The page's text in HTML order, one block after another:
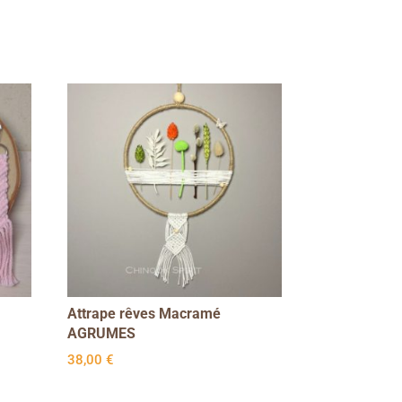
Attrape rêves Macramé
AGRUMES
38,00€